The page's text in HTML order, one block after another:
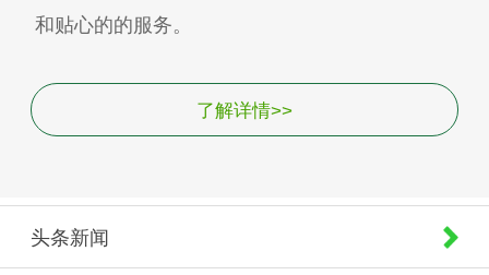
和贴心的的服务。
了解详情>>
头条新闻